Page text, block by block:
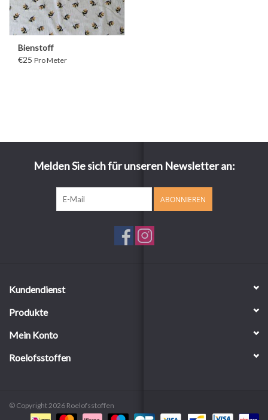
Bienstoff
€25 Pro Meter
Melden Sie sich für unseren Newsletter an:
ABONNIEREN
Kundendienst
Produkte
Mein Konto
Roelofsstoffen
© Copyright 2026 Roelofsstoffen